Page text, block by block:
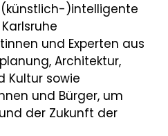
(künstlich-)intelligente
und Experten aus
Architektur,
Kultur sowie
und Bürger, um
der Zukunft der